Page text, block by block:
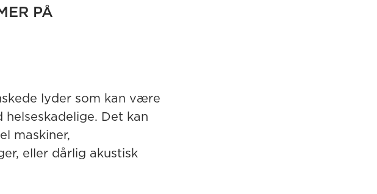
PÅ
lyder som kan være
Det kan
maskiner,
eller dårlig akustisk